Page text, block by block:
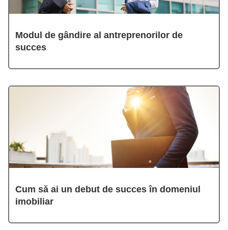
Modul de gândire al antreprenorilor de
succes
Cum să ai un debut de succes în domeniul
imobiliar